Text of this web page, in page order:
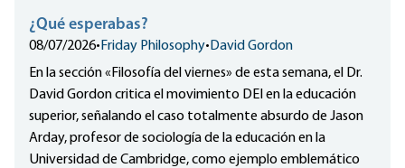
¿Qué esperabas?
08/07/2026• Friday Philosophy•David Gordon
En la sección «Filosofía del viernes» de esta semana, el Dr.
David Gordon critica el movimiento DEI en la educación
superior, señalando el caso totalmente absurdo de Jason
Arday, profesor de sociología de la educación en la
Universidad de Cambridge, como ejemplo emblemático